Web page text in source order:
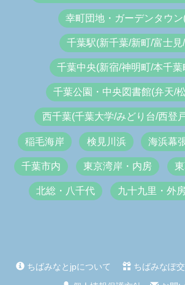
幸町団地・ガーデンタウン
千葉駅(新千葉/新町/富士見
千葉中央(新宿/神明町/本千葉
千葉公園・中央図書館(弁天/
西千葉(千葉大学/みどり台/西登
稲毛海岸 検見川浜 海浜幕
千葉市内 東京湾岸・内房
北総・八千代 九十九里・外
ちばみなとjpについて ちばみなぽ